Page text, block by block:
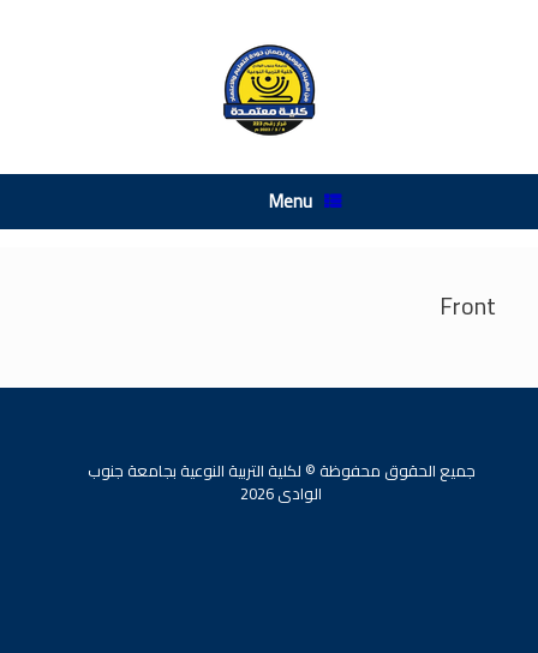
Menu
Front
جميع الحقوق محفوظة © لكلية التربية النوعية بجامعة جنوب
الوادى 2026